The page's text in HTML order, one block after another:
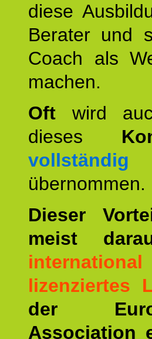
diese
Berater und
Coach als
machen.
Oft wird
dieses
vollständig
übernommen.
Dieser
meist
lizenziertes
der
Association